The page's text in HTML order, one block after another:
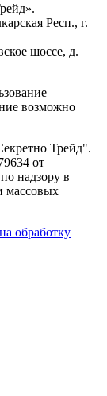
Респ., г.
шоссе, д.
возможно
Трейд".
от
надзору в
массовых
обработку